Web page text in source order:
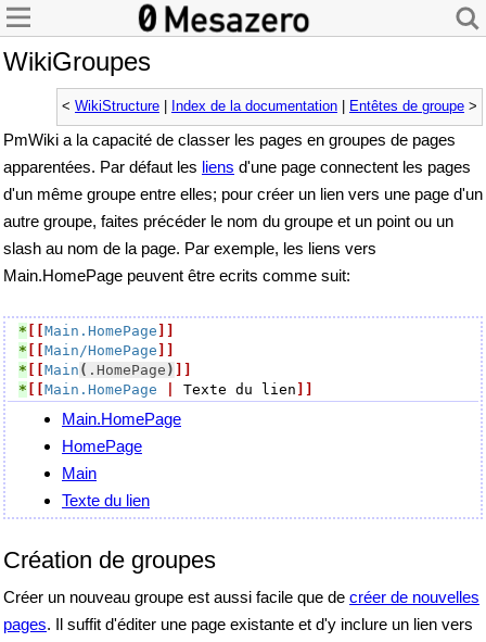
WikiGroupes
< WikiStructure Index de la documentation Entêtes de groupe >
PmWiki a la capacité de classer les pages en groupes de pages
apparentées. Par défaut les liens d'une page connectent les pages
d'un même groupe entre elles; pour créer un lien vers une page d'un
autre groupe, faites précéder le nom du groupe et un point ou un
slash au nom de la page. Par exemple, les liens vers
Main.HomePage peuvent être ecrits comme suit:
* Main.HomePage
*
Main/HomePage
*
Main ( .HomePage )
*
Main.HomePage Texte du lien
Main.HomePage
HomePage
Main
Texte du lien
Création de groupes
Créer un nouveau groupe est aussi facile que de créer de nouvelles
pages. Il suffit d'éditer une page existante et d'y inclure un lien vers